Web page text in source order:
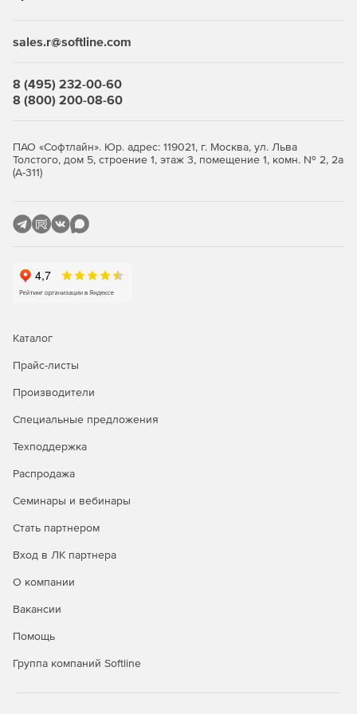
Расширенная программа QAQC.
математических сценариев.
Анализ конечных элементов по методу Галеркина.
Размещение секций потоков в любое место модели.
качестве констант или уравнений свободного
формата.
многопоточности и нескольких процессоров.
sales.r@softline.com
8 (495) 232-00-60
8 (800) 200-08-60
ПАО «Софтлайн». Юр. адрес: 119021, г. Москва, ул. Льва
Толстого, дом 5, строение 1, этаж 3, помещение 1, комн. № 2, 2а
(А-311)
Каталог
Прайс-листы
Производители
Специальные предложения
Техподдержка
Распродажа
Семинары и вебинары
Стать партнером
Вход в ЛК партнера
О компании
Вакансии
Помощь
Группа компаний Softline